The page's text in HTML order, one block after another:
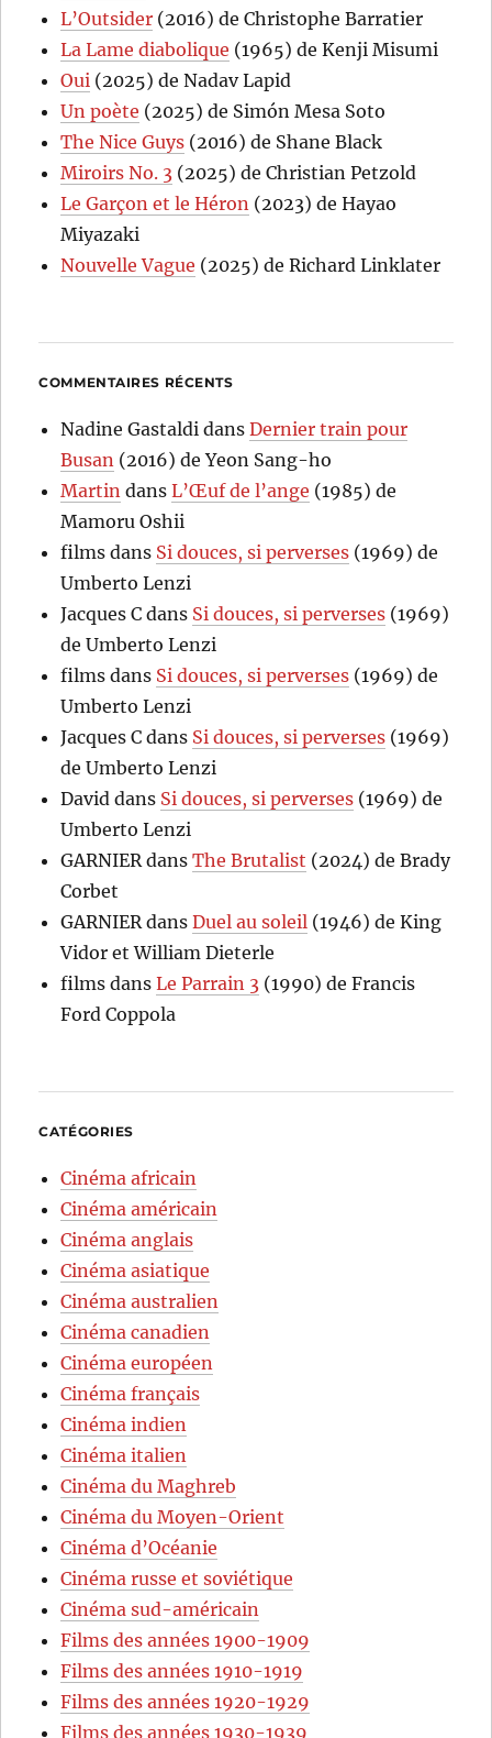
L’Outsider (2016) de Christophe Barratier
La Lame diabolique (1965) de Kenji Misumi
Oui (2025) de Nadav Lapid
Un poète (2025) de Simón Mesa Soto
The Nice Guys (2016) de Shane Black
Miroirs No. 3 (2025) de Christian Petzold
Le Garçon et le Héron (2023) de Hayao
Miyazaki
Nouvelle Vague (2025) de Richard Linklater
COMMENTAIRES RÉCENTS
Nadine Gastaldi dansDernier train pour
Busan (2016) de Yeon Sang-ho
Martin dansL’Œuf de l’ange (1985) de
Mamoru Oshii
films dans Si douces, si perverses (1969) de
Umberto Lenzi
Jacques C dans Si douces, si perverses (1969)
de Umberto Lenzi
films dans Si douces, si perverses (1969) de
Umberto Lenzi
Jacques C dans Si douces, si perverses (1969)
de Umberto Lenzi
David dans Si douces, si perverses (1969) de
Umberto Lenzi
GARNIER dansThe Brutalist (2024) de Brady
Corbet
GARNIER dansDuel au soleil (1946) de King
Vidor et William Dieterle
films dansLe Parrain 3 (1990) de Francis
Ford Coppola
CATÉGORIES
Cinéma africain
Cinéma américain
Cinéma anglais
Cinéma asiatique
Cinéma australien
Cinéma canadien
Cinéma européen
Cinéma français
Cinéma indien
Cinéma italien
Cinéma du Maghreb
Cinéma du Moyen-Orient
Cinéma d’Océanie
Cinéma russe et soviétique
Cinéma sud-américain
Films des années 1900-1909
Films des années 1910-1919
Films des années 1920-1929
Films des années 1930-1939